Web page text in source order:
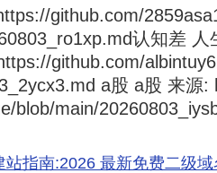
github.com/
认知差
github.com/
a股 a股 来源
blob/main/
站指南:2026 最新免费二级